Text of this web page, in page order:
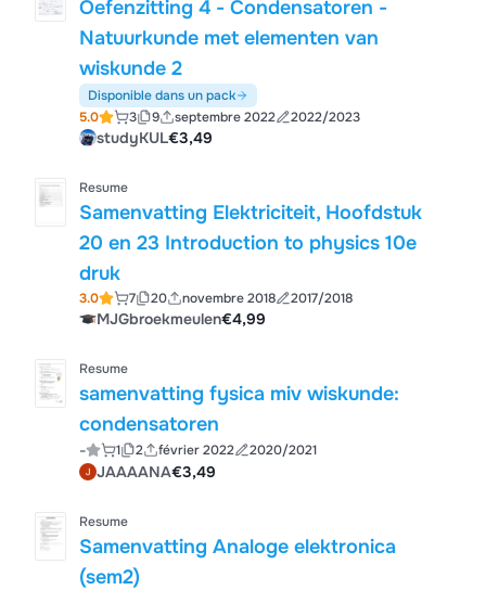
Oefenzitting 4 - Condensatoren -
Natuurkunde met elementen van
wiskunde 2
Disponible dans un pack
5.0
3 9 septembre 2022 2022/2023
studyKUL€3,49
Resume
Samenvatting Elektriciteit, Hoofdstuk
20 en 23 Introduction to physics 10e
druk
3.0 7 20 novembre 2018 2017/2018
MJGbroekmeulen€4,99
Resume
samenvatting fysica miv wiskunde:
condensatoren
- 1 2 février 2022 2020/2021
JAAAANA€3,49
Resume
Samenvatting Analoge elektronica
(sem2)